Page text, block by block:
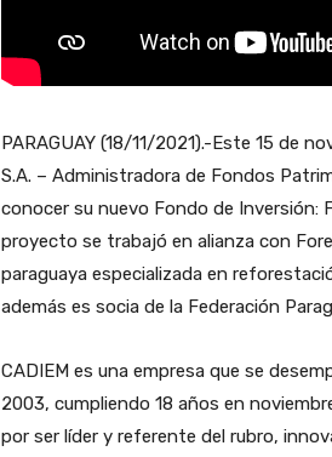
PARAGUAY (18/11/2021).-Este 15 de
S.A. – Administradora de Fondos
conocer su nuevo Fondo de Inversión:
proyecto se trabajó en alianza con
paraguaya especializada en
además es socia de la Federación
CADIEM es una empresa que se
2003, cumpliendo 18 años en
por ser líder y referente del rubro,